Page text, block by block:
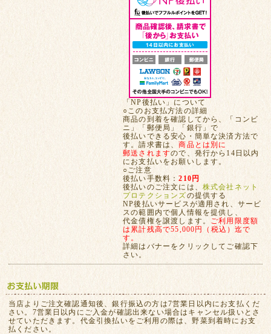
「NP後払い」について
○このお支払方法の詳細
商品の到着を確認してから、「コンビ
ニ」「郵便局」「銀行」で
後払いできる安心・簡単な決済方法で
す。請求書は、商品とは別に
郵送されますので、発行から14日以内
にお支払いをお願いします。
○ご注意
後払い手数料：210円
後払いのご注文には、 株式会社ネット
プロテクションズの提供する
NP後払いサービスが適用され、サービ
スの範囲内で個人情報を提供し、
代金債権を譲渡します。 ご利用限度額
は累計残高で55,000円（税込）迄で
す。
詳細はバナーをクリックしてご確認下
さい。
当店よりご注文確認通知後、銀行振込の方は7営業日以内にお支払くだ
さい。7営業日以内にご入金が確認出来ない場合はキャンセル扱いとさ
せていただきます。代金引換払いをご利用の際は、野菜到着時にお支
払ください。